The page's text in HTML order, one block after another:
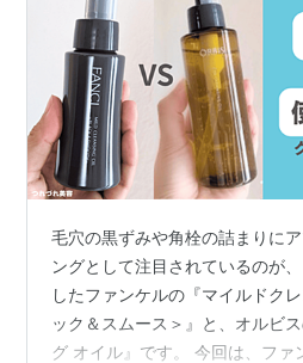
毛穴の黒ずみや角栓の詰まりに
ングとして注目されているのが
したファンケルの『マイルドク
ック＆スムース＞』と、オルビ
グ オイル』です。 今回は、ファ